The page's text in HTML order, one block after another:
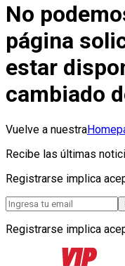
No
página
estar
cambiado
Vuelve a nuestra
Recibe las últimas
Registrarse implica
Registrarse implica